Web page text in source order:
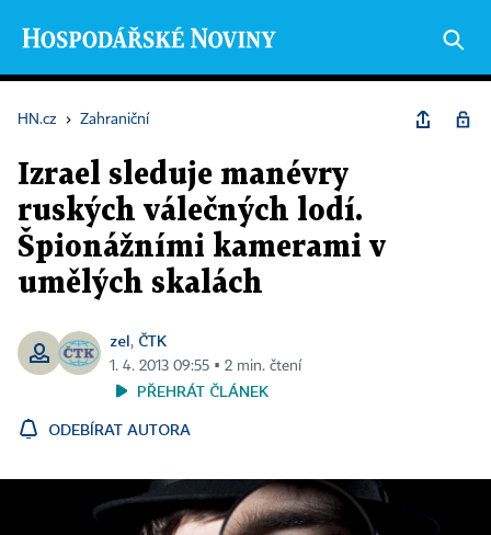
HN.cz › Zahraniční
Izrael sleduje manévry
ruských válečných lodí.
Špionážními kamerami v
umělých skalách
zel, ČTK
1. 4. 2013 09:55 ▪ 2 min. čtení
PŘEHRÁT ČLÁNEK
ODEBÍRAT AUTORA